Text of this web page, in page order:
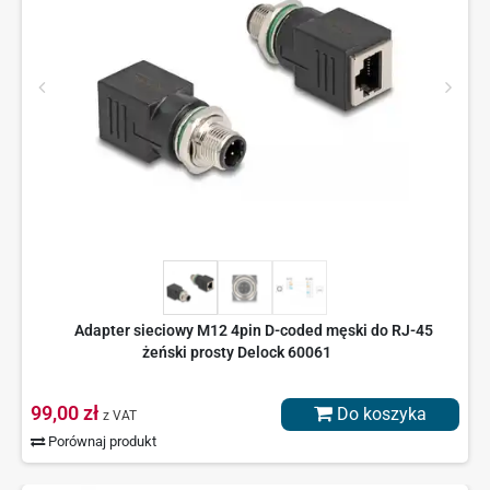
Adapter sieciowy M12 4pin D-coded męski do RJ-45
żeński prosty Delock 60061
99,00 zł z VAT
Porównaj produkt
Do koszyka